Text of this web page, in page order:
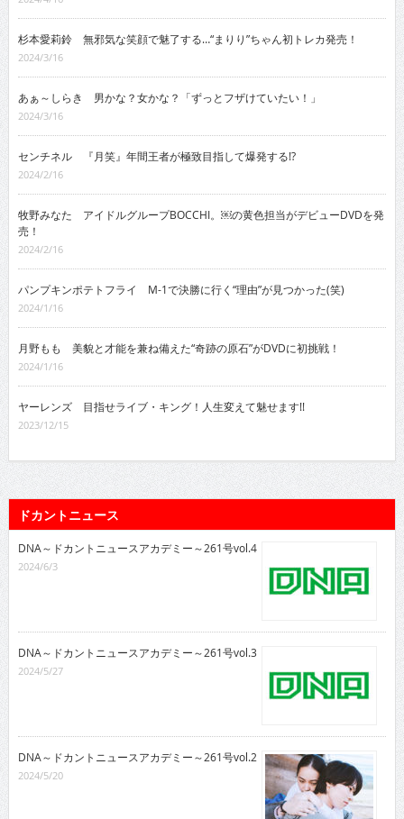
杉本愛莉鈴 無邪気な笑顔で魅了する…“まりり”ちゃん初トレカ発売！
2024/3/16
あぁ～しらき 男かな？女かな？「ずっとフザけていたい！」
2024/3/16
センチネル 『月笑』年間王者が極致目指して爆発する!?
2024/2/16
牧野みなた アイドルグループBOCCHI。￼の黄色担当がデビューDVDを発
売！
2024/2/16
パンプキンポテトフライ M-1で決勝に行く“理由”が見つかった(笑)
2024/1/16
月野もも 美貌と才能を兼ね備えた“奇跡の原石”がDVDに初挑戦！
2024/1/16
ヤーレンズ 目指せライブ・キング！人生変えて魅せます!!
2023/12/15
ドカントニュース
DNA～ドカントニュースアカデミー～261号vol.4
2024/6/3
DNA～ドカントニュースアカデミー～261号vol.3
2024/5/27
DNA～ドカントニュースアカデミー～261号vol.2
2024/5/20